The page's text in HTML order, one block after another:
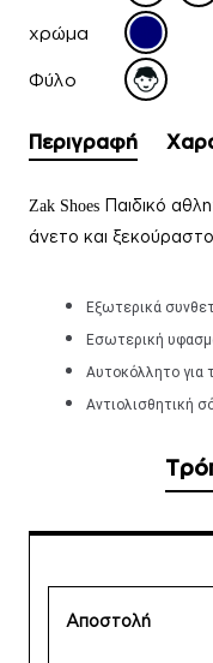
χρώμα
Φύλο
Περιγραφή
Zak Shoes Παιδικό
άνετο και
Εξωτερικά
Εσωτερική
Αυτοκόλλητο για
Αντιολισθητική
Αποστολή